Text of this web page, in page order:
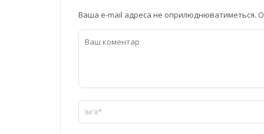
Ваша e-mail адреса не оприлюднюватиметься.